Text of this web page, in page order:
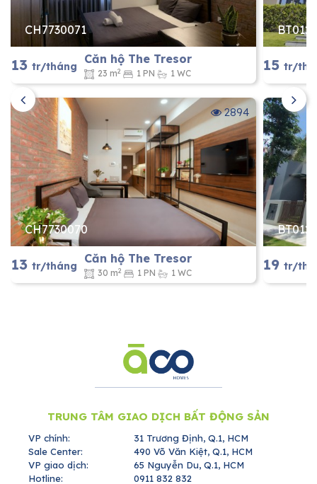
CH7730071
13 tr/tháng
Căn hộ The Tresor
23 m2 1 PN 1 WC
2894
CH7730070
13 tr/tháng
Căn hộ The Tresor
30 m2 1 PN 1 WC
BT0122
15tr/
19tr/
TRUNG TÂM GIAO DỊCH BẤT ĐỘNG SẢN
VP chính:
31 Trương Định, Q.1, HCM
Sale Center:
490 Võ Văn Kiệt, Q.1, HCM
VP giao dịch:
65 Nguyễn Du, Q.1, HCM
Hotline:
0911 832 832